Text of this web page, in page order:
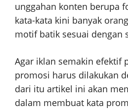
unggahan konten berupa
kata-kata kini banyak
motif batik sesuai dengan
Agar iklan semakin efektif
promosi harus dilakukan
dari itu artikel ini akan
dalam membuat kata